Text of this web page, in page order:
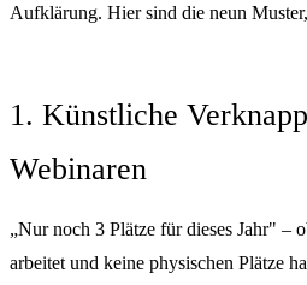
Aufklärung. Hier sind die neun
1. Künstliche
Webinaren
„Nur noch 3 Plätze für dieses Jahr" –
arbeitet und keine physischen Plätze